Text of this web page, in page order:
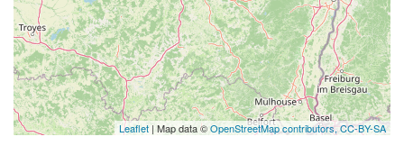
Leaflet | Map data ©OpenStreetMap contributors,CC-BY-SA